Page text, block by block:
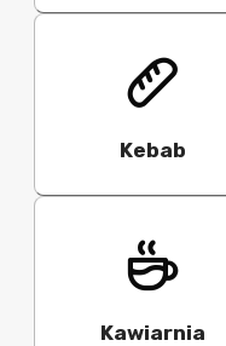
Kebab
Kawiarnia